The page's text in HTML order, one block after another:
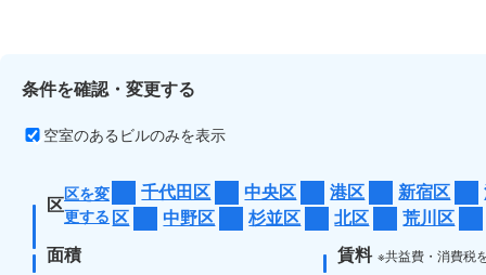
条件を確認・変更する
空室のあるビルのみを表示
区区を変
更する
千代田区 中央区 港区 新宿区
区
中野区 杉並区 北区
荒川区
面積
賃料 ※共益費・消費税